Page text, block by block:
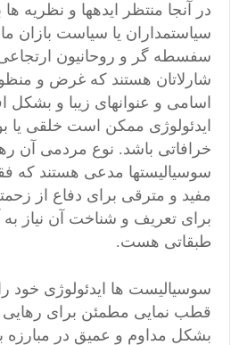
در آنجا منتظر ایدهها و نظریه
سیاستمداران یا سیاست بازان
سفسطه گر و روحانیون
شارلاتان هستند که غرض و
اسامی و عنوانهای زیبا و بشکل
ایدئولوژی ممکن است خلقی یا
خرافاتی باشد. نوع مردمی آن
سوسیالیستها مدعی هستند که
مفید و مترقی برای دفاع از
برای تعریف و شناخت آن نیاز
طبقاتی هست.
سوسیالیست ها ایدئولوژی خود
قطب نمایی مطمئن برای رهایی
بشکل مداوم و عمیق در مبارزه